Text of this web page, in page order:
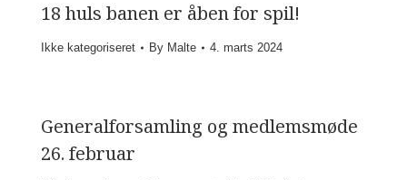
18 huls banen er åben for spil!
Ikke kategoriseret By Malte 4. marts 2024
Generalforsamling og medlemsmøde
26. februar